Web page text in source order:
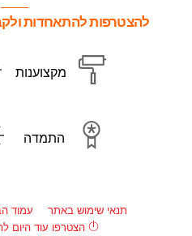
Top
להצטרפות להתאחדות
מקצוענות
התמדה
תנאי שימוש באתר עמוד
הצטרפו עוד היום